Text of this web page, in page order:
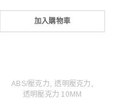
加入購物車
ABS/壓克力 ,透明壓克力
透明壓克力 10MM